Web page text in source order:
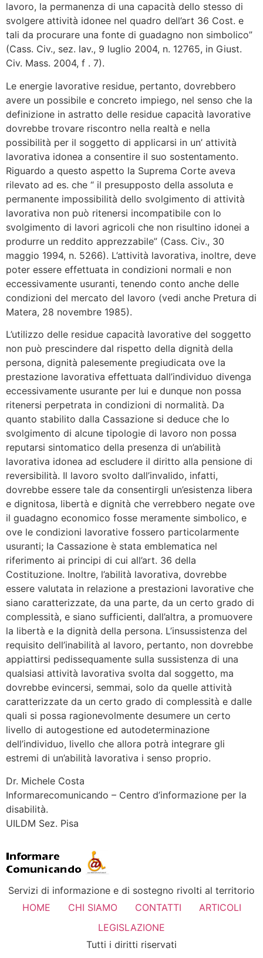
lavoro, la permanenza di una capacità dello stesso di
svolgere attività idonee nel quadro dell’art 36 Cost. e
tali da procurare una fonte di guadagno non simbolico”
(Cass. Civ., sez. lav., 9 luglio 2004, n. 12765, in Giust.
Civ. Mass. 2004, f . 7).
Le energie lavorative residue, pertanto, dovrebbero
avere un possibile e concreto impiego, nel senso che la
definizione in astratto delle residue capacità lavorative
dovrebbe trovare riscontro nella realtà e nella
possibilità per il soggetto di applicarsi in un’ attività
lavorativa idonea a consentire il suo sostentamento.
Riguardo a questo aspetto la Suprema Corte aveva
rilevato ad es. che “ il presupposto della assoluta e
permanente impossibilità dello svolgimento di attività
lavorativa non può ritenersi incompatibile con lo
svolgimento di lavori agricoli che non risultino idonei a
produrre un reddito apprezzabile” (Cass. Civ., 30
maggio 1994, n. 5266). L’attività lavorativa, inoltre, deve
poter essere effettuata in condizioni normali e non
eccessivamente usuranti, tenendo conto anche delle
condizioni del mercato del lavoro (vedi anche Pretura di
Matera, 28 novembre 1985).
L’utilizzo delle residue capacità lavorative del soggetto
non può prescindere dal rispetto della dignità della
persona, dignità palesemente pregiudicata ove la
prestazione lavorativa effettuata dall’individuo divenga
eccessivamente usurante per lui e dunque non possa
ritenersi perpetrata in condizioni di normalità. Da
quanto stabilito dalla Cassazione si deduce che lo
svolgimento di alcune tipologie di lavoro non possa
reputarsi sintomatico della presenza di un’abilità
lavorativa idonea ad escludere il diritto alla pensione di
reversibilità. Il lavoro svolto dall’invalido, infatti,
dovrebbe essere tale da consentirgli un’esistenza libera
e dignitosa, libertà e dignità che verrebbero negate ove
il guadagno economico fosse meramente simbolico, e
ove le condizioni lavorative fossero particolarmente
usuranti; la Cassazione è stata emblematica nel
riferimento ai principi di cui all’art. 36 della
Costituzione. Inoltre, l’abilità lavorativa, dovrebbe
essere valutata in relazione a prestazioni lavorative che
siano caratterizzate, da una parte, da un certo grado di
complessità, e siano sufficienti, dall’altra, a promuovere
la libertà e la dignità della persona. L’insussistenza del
requisito dell’inabilità al lavoro, pertanto, non dovrebbe
appiattirsi pedissequamente sulla sussistenza di una
qualsiasi attività lavorativa svolta dal soggetto, ma
dovrebbe evincersi, semmai, solo da quelle attività
caratterizzate da un certo grado di complessità e dalle
quali si possa ragionevolmente desumere un certo
livello di autogestione ed autodeterminazione
dell’individuo, livello che allora potrà integrare gli
estremi di un’abilità lavorativa i senso proprio.
Dr. Michele Costa
Informarecomunicando – Centro d’informazione per la
disabilità.
UILDM Sez. Pisa
Servizi di informazione e di sostegno rivolti al territorio
HOME
CHI SIAMO CONTATTI
ARTICOLI
LEGISLAZIONE
Tutti i diritti riservati